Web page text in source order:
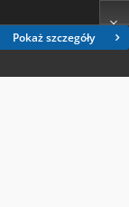
Pokaż szczegóły